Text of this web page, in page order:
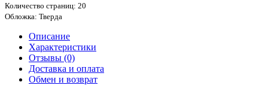
Количество страниц: 20
Обложка: Тверда
Описание
Характеристики
Отзывы (0)
Доставка и оплата
Обмен и возврат